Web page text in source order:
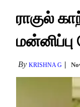
ராகுல்
By KRISHNA G